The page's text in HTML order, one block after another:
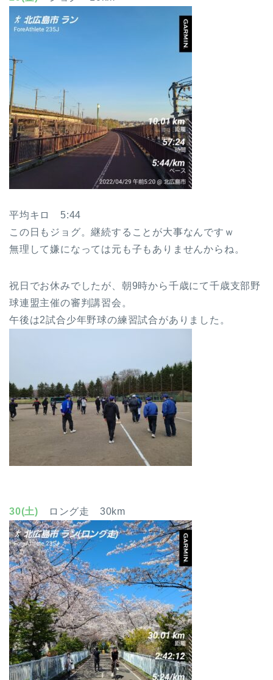
平均キロ 5:44
この日もジョグ。継続することが大事なんですｗ
無理して嫌になっては元も子もありませんからね。
祝日でお休みでしたが、朝9時から千歳にて千歳支部野
球連盟主催の審判講習会。
午後は2試合少年野球の練習試合がありました。
30(土) ロング走 30km